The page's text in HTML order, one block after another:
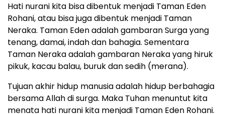
Hati nurani kita bisa dibentuk menjadi Taman Eden
Rohani, atau bisa juga dibentuk menjadi Taman
Neraka. Taman Eden adalah gambaran Surga yang
tenang, damai, indah dan bahagia. Sementara
Taman Neraka adalah gambaran Neraka yang hiruk
pikuk, kacau balau, buruk dan sedih (merana).
Tujuan akhir hidup manusia adalah hidup berbahagia
bersama Allah di surga. Maka Tuhan menuntut kita
menata hati nurani kita menjadi Taman Eden Rohani.